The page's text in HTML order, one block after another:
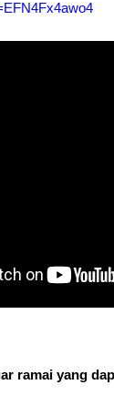
ramai yang